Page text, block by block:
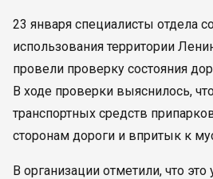
23 января специалисты отдела
использования территории
провели проверку состояния
В ходе проверки выяснилось,
транспортных средств
сторонам дороги и впритык к
В организации отметили, что